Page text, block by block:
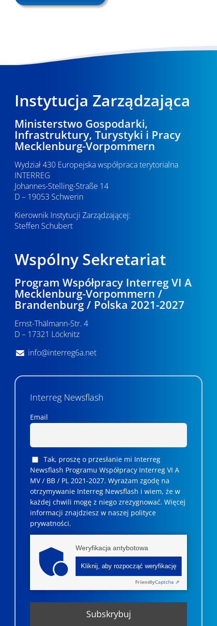
Instytucja Zarządzająca
Ministerstwo Gospodarki,
Infrastruktury, Turystyki i Pracy
Mecklenburg-Vorpommern
Wydział 430 Europejska współpraca terytorialna
INTERREG
Johannes-Stelling-Straße 14
D – 19053 Schwerin
Kierownik Instytucji Zarządzającej:
Steffen Schubert
Wspólny Sekretariat
Program Współpracy Interreg VI A
Mecklenburg-Vorpommern /
Brandenburg / Polska 2021-2027
Ernst-Thälmann-Str. 4
D – 17321 Löcknitz
info@interreg6a.net
Interreg Newsflash
Email
Tak, proszę o przesłanie mi Interreg
Newsflash Programu Współpracy Interreg VI A
MV / BB / PL 2021-2027. Wyrażam zgodę na
otrzymywanie Interreg Newsflash i wiem, że w
każdej chwili mogę z niego zrezygnować. ­­Więcej
informacji znajdziesz w naszej polityce
prywatności.
Weryfikacja antybotowa
Kliknij, aby rozpocząć weryfikację
FriendlyCaptcha ⇗